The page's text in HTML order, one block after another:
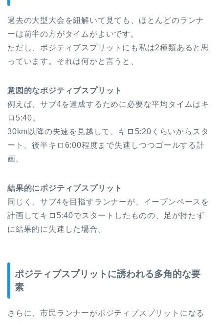
過去の大型大会を紐解いて見ても、ほとんどのランナ
ーは前半の方がタイムがよいです。
ただし、ポジティブスプリットにも私は2種類あると思
っています。それは何かと言うと、
意図的なポジティブスプリット
例えば、サブ4を達成するために必要な平均タイムはキ
ロ5:40。
30km以降の失速を見越して、キロ5:20くらいからスタ
ート。後半キロ6:00程度まで失速しつつゴールする計
画。
結果的にポジティブスプリット
同じく、サブ4を目指すランナーが、イーブンペースを
計画してキロ5:40でスタートしたものの、足が持たず
に結果的に失速した場合。
ポジティブスプリットに誘われる多角的な要
素
さらに、市民ランナーがポジティブスプリットになる